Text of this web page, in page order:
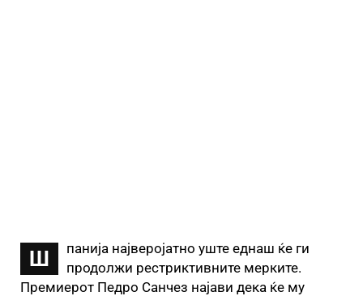
Ш
панија најверојатно уште еднаш ќе ги
продолжи рестриктивните мерките.
Премиерот Педро Санчез најави дека ќе му